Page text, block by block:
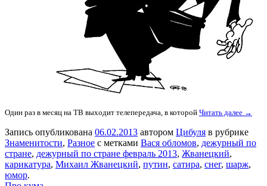
Один раз в месяц на ТВ выходит телепередача, в которой Читать далее →
Запись опубликована 06.02.2013 автором Цибуля в рубрике
Знаменитости, Разное с метками Вася обломов, дежурный по
стране, дежурный по стране февраль 2013, Жванецкий,
карикатура, Михаил Жванецкий, путин, сатира, снег, шарж,
юмор.